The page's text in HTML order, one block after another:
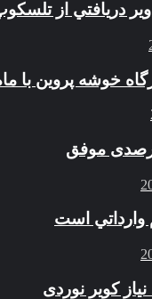
دريافتي از تلسكوپ
پروین با ماه
موفق
است
نوردی